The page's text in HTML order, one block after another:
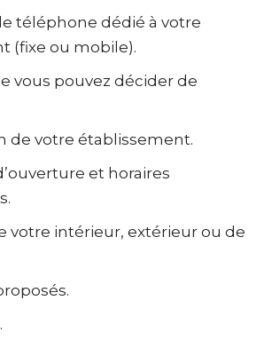
téléphone dédié à votre
(fixe ou mobile).
vous pouvez décider de
de votre établissement.
et horaires
votre intérieur, extérieur ou de
.